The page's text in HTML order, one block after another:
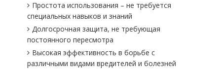
Простота использования – не требуется
специальных навыков и знаний
Долгосрочная защита, не требующая
постоянного пересмотра
Высокая эффективность в борьбе с
различными видами вредителей и болезней